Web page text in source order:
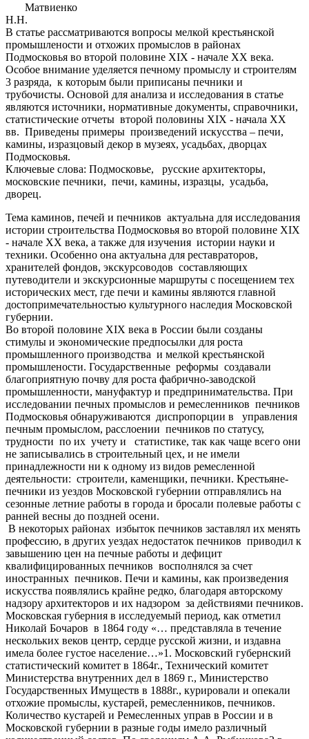
Матвиенко
Н.Н.
В статье рассматриваются вопросы мелкой крестьянской
промышлености и отхожих промыслов в районах
Подмосковья во второй половине XIX - начале XX века.
Особое внимание уделяется печному промыслу и строителям
3 разряда, к которым были приписаны печники и
трубочисты. Основой для анализа и исследования в статье
являются источники, нормативные документы, справочники,
статистические отчеты второй половины XIX - начала XX
вв. Приведены примеры произведений искусства – печи,
камины, изразцовый декор в музеях, усадьбах, дворцах
Подмосковья.
Ключевые слова: Подмосковье, русские архитекторы,
московские печники, печи, камины, изразцы, усадьба,
дворец.
Тема каминов, печей и печников актуальна для исследования
истории строительства Подмосковья во второй половине XIX
- начале XX века, а также для изучения истории науки и
техники. Особенно она актуальна для реставраторов,
хранителей фондов, экскурсоводов составляющих
путеводители и экскурсионные маршруты с посещением тех
исторических мест, где печи и камины являются главной
достопримечательностью культурного наследия Московской
губернии.
Во второй половине XIX века в России были созданы
стимулы и экономические предпосылки для роста
промышленного производства и мелкой крестьянской
промышлености. Государственные реформы создавали
благоприятную почву для роста фабрично-заводской
промышленности, мануфактур и предпринимательства. При
исследовании печных промыслов и ремесленников печников
Подмосковья обнаруживаются диспропорции в управления
печным промыслом, расслоении печников по статусу,
трудности по их учету и статистике, так как чаще всего они
не записывались в строительный цех, и не имели
принадлежности ни к одному из видов ремесленной
деятельности: строители, каменщики, печники. Крестьяне-
печники из уездов Московской губернии отправлялись на
сезонные летние работы в города и бросали полевые работы с
ранней весны до поздней осени.
В некоторых районах избыток печников заставлял их менять
профессию, в других уездах недостаток печников приводил к
завышению цен на печные работы и дефицит
квалифицированных печников восполнялся за счет
иностранных печников. Печи и камины, как произведения
искусства появлялись крайне редко, благодаря авторскому
надзору архитекторов и их надзором за действиями печников.
Московская губерния в исследуемый период, как отметил
Николай Бочаров в 1864 году «… представляла в течение
нескольких веков центр, сердце русской жизни, и издавна
имела более густое население…»1. Московский губернский
статистический комитет в 1864г., Технический комитет
Министерства внутренних дел в 1869 г., Министерство
Государственных Имуществ в 1888г., курировали и опекали
отхожие промыслы, кустарей, ремесленников, печников.
Количество кустарей и Ремесленных управ в России и в
Московской губернии в разные годы имело различный